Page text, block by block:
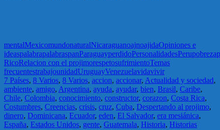
mentalMexicomundonaturalNicaraguanoajnoajidaOpiniones e
ideaspalabrapalabraspanParaguayperdidoPersonalidadesPerupobreza
RicoRelacion con el projimorespetosufrimientoTemas
frecuentestrabajounidadUruguayVenezuelavidavivir
7 Países, 8 Varios, 8 Varios, accion, accionar, Actualidad y sociedad,
ambiente, amigo, Argentina, ayuda, ayudar, bien, Brasil, Caribe,
Chile, Colombia, conocimiento, constructor, corazon, Costa Rica,
Costumbres, Creencias, crisis, cruz, Cuba, Despertando al projimo,
dinero, Dominicana, Ecuador, eden, El Salvador, era mesiánica,
España, Estados Unidos, gente, Guatemala, Historia, Historias